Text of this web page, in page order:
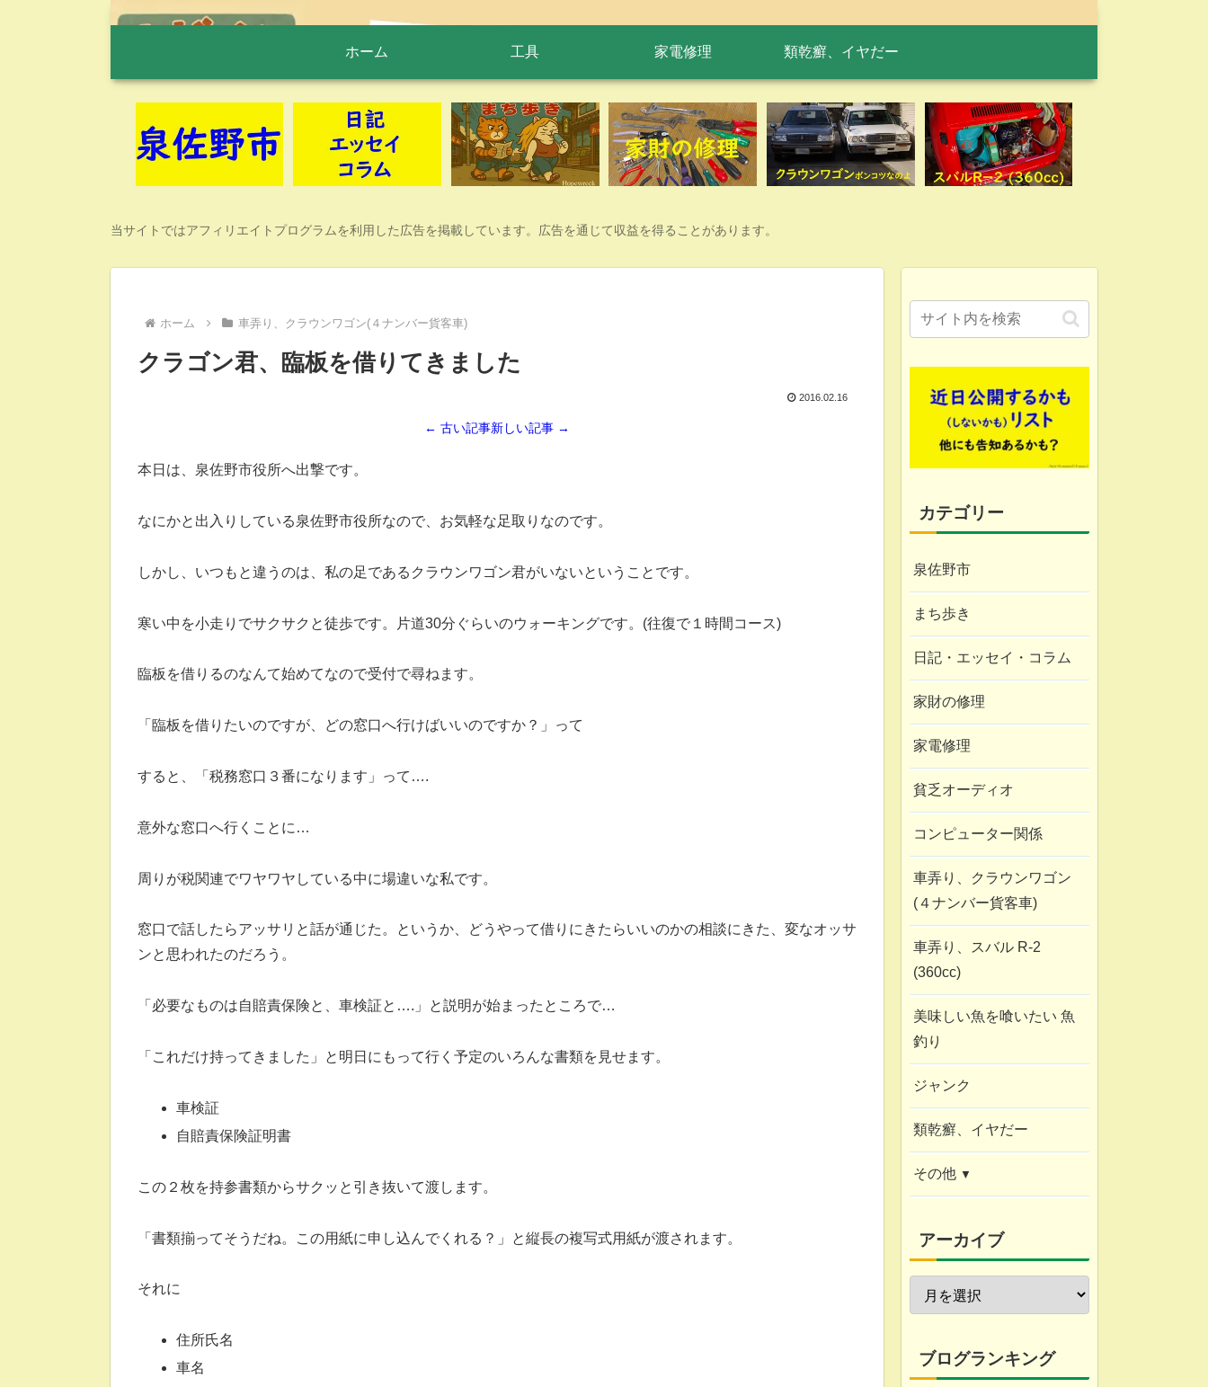
ホーム 工具 家電修理 類乾癬、イヤだー
当サイトではアフィリエイトプログラムを利用した広告を掲載しています。広告を通じて収益を得ることがあります。
ホーム 車弄り、クラウンワゴン(４ナンバー貨客車)
クラゴン君、臨板を借りてきました
2016.02.16
← 古い記事新しい記事 →
本日は、泉佐野市役所へ出撃です。
なにかと出入りしている泉佐野市役所なので、お気軽な足取りなのです。
しかし、いつもと違うのは、私の足であるクラウンワゴン君がいないということです。
寒い中を小走りでサクサクと徒歩です。片道30分ぐらいのウォーキングです。(往復で１時間コース)
臨板を借りるのなんて始めてなので受付で尋ねます。
「臨板を借りたいのですが、どの窓口へ行けばいいのですか？」って
すると、「税務窓口３番になります」って….
意外な窓口へ行くことに…
周りが税関連でワヤワヤしている中に場違いな私です。
窓口で話したらアッサリと話が通じた。というか、どうやって借りにきたらいいのかの相談にきた、変なオッサ
ンと思われたのだろう。
「必要なものは自賠責保険と、車検証と….」と説明が始まったところで…
「これだけ持ってきました」と明日にもって行く予定のいろんな書類を見せます。
車検証
自賠責保険証明書
この２枚を持参書類からサクッと引き抜いて渡します。
「書類揃ってそうだね。この用紙に申し込んでくれる？」と縦長の複写式用紙が渡されます。
それに
住所氏名
車名
カテゴリー
泉佐野市
まち歩き
日記・エッセイ・コラム
家財の修理
家電修理
貧乏オーディオ
コンピューター関係
車弄り、クラウンワゴン
(４ナンバー貨客車)
車弄り、スバル R-2
(360cc)
美味しい魚を喰いたい 魚
釣り
ジャンク
類乾癬、イヤだー
その他
近況報告
自転車修理
家庭菜園
アーカイブ
ブログランキング